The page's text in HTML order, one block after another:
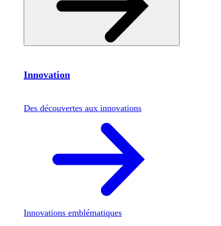
Innovation
Des découvertes aux innovations
Innovations emblématiques